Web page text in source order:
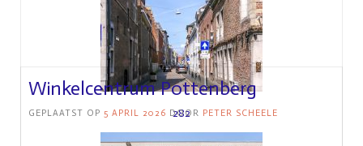
282
Winkelcentrum Pottenberg
GEPLAATST OP 5 APRIL 2026 DOOR PETER SCHEELE